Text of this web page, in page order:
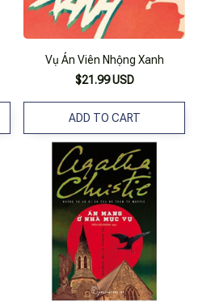
Vụ Án Viên Nhộng Xanh
$21.99 USD
ADD TO CART